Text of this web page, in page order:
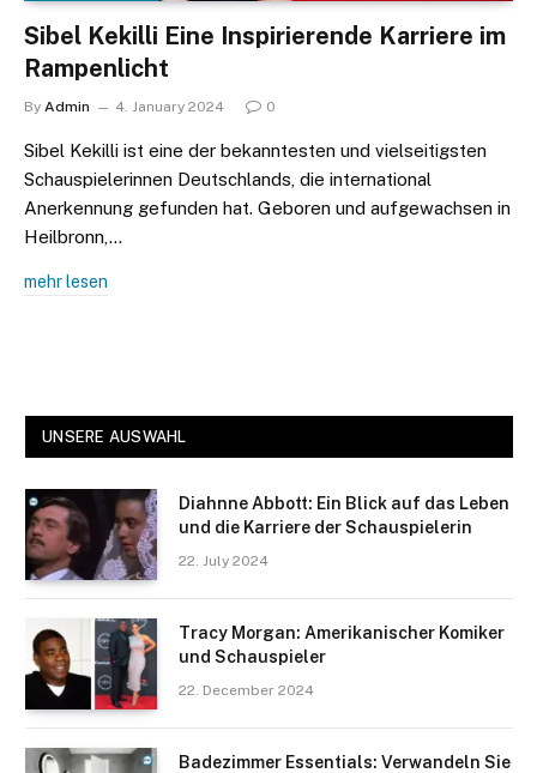
Sibel Kekilli Eine Inspirierende Karriere im
Rampenlicht
By Admin 4. January 2024 0
Sibel Kekilli ist eine der bekanntesten und vielseitigsten
Schauspielerinnen Deutschlands, die international
Anerkennung gefunden hat. Geboren und aufgewachsen in
Heilbronn,…
mehr lesen
UNSERE AUSWAHL
Diahnne Abbott: Ein Blick auf das Leben
und die Karriere der Schauspielerin
22. July 2024
Tracy Morgan: Amerikanischer Komiker
und Schauspieler
22. December 2024
Badezimmer Essentials: Verwandeln Sie